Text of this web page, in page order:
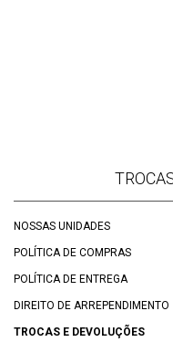
NOSSAS UNIDADES
POLÍTICA DE COMPRAS
POLÍTICA DE ENTREGA
DIREITO DE ARREPENDIMENTO
TROCAS E DEVOLUÇÕES